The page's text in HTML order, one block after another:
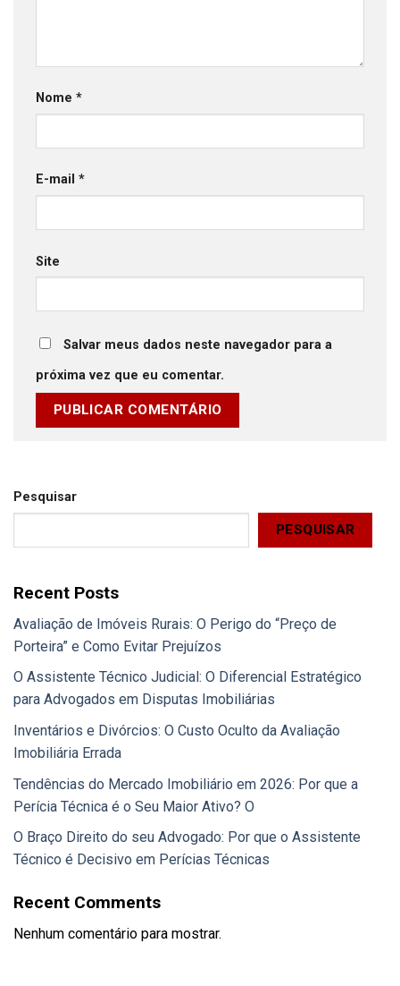
Nome *
E-mail *
Site
Salvar meus dados neste navegador para a
próxima vez que eu comentar.
Pesquisar
PESQUISAR
Recent Posts
Avaliação de Imóveis Rurais: O Perigo do “Preço de
Porteira” e Como Evitar Prejuízos
O Assistente Técnico Judicial: O Diferencial Estratégico
para Advogados em Disputas Imobiliárias
Inventários e Divórcios: O Custo Oculto da Avaliação
Imobiliária Errada
Tendências do Mercado Imobiliário em 2026: Por que a
Perícia Técnica é o Seu Maior Ativo? O
O Braço Direito do seu Advogado: Por que o Assistente
Técnico é Decisivo em Perícias Técnicas
Recent Comments
Nenhum comentário para mostrar.